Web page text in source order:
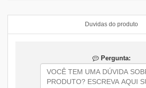
Duvidas do produto
Pergunta: